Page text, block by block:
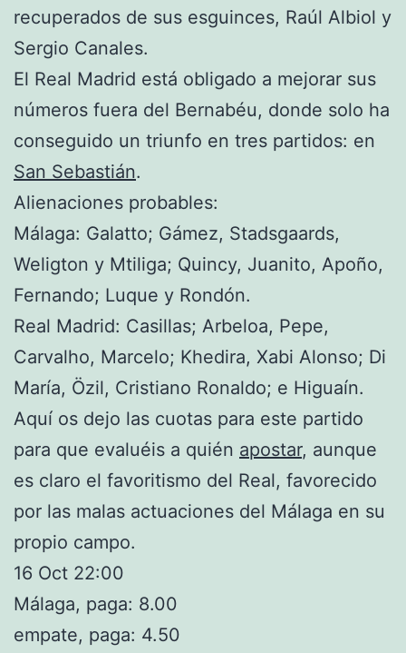
recuperados de sus esguinces, Raúl Albiol y
Sergio Canales.
El Real Madrid está obligado a mejorar sus
números fuera del Bernabéu, donde solo ha
conseguido un triunfo en tres partidos: en
San Sebastián.
Alienaciones probables:
Málaga: Galatto; Gámez, Stadsgaards,
Weligton y Mtiliga; Quincy, Juanito, Apoño,
Fernando; Luque y Rondón.
Real Madrid: Casillas; Arbeloa, Pepe,
Carvalho, Marcelo; Khedira, Xabi Alonso; Di
María, Özil, Cristiano Ronaldo; e Higuaín.
Aquí os dejo las cuotas para este partido
para que evaluéis a quién apostar, aunque
es claro el favoritismo del Real, favorecido
por las malas actuaciones del Málaga en su
propio campo.
16 Oct 22:00
Málaga, paga: 8.00
empate, paga: 4.50